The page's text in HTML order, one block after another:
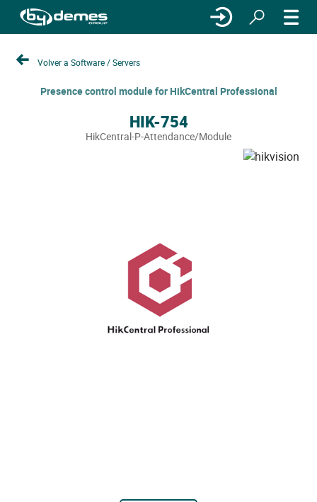
Volver a Software / Servers
Presence control module for HikCentral Professional
HIK-754
HikCentral-P-Attendance/Module